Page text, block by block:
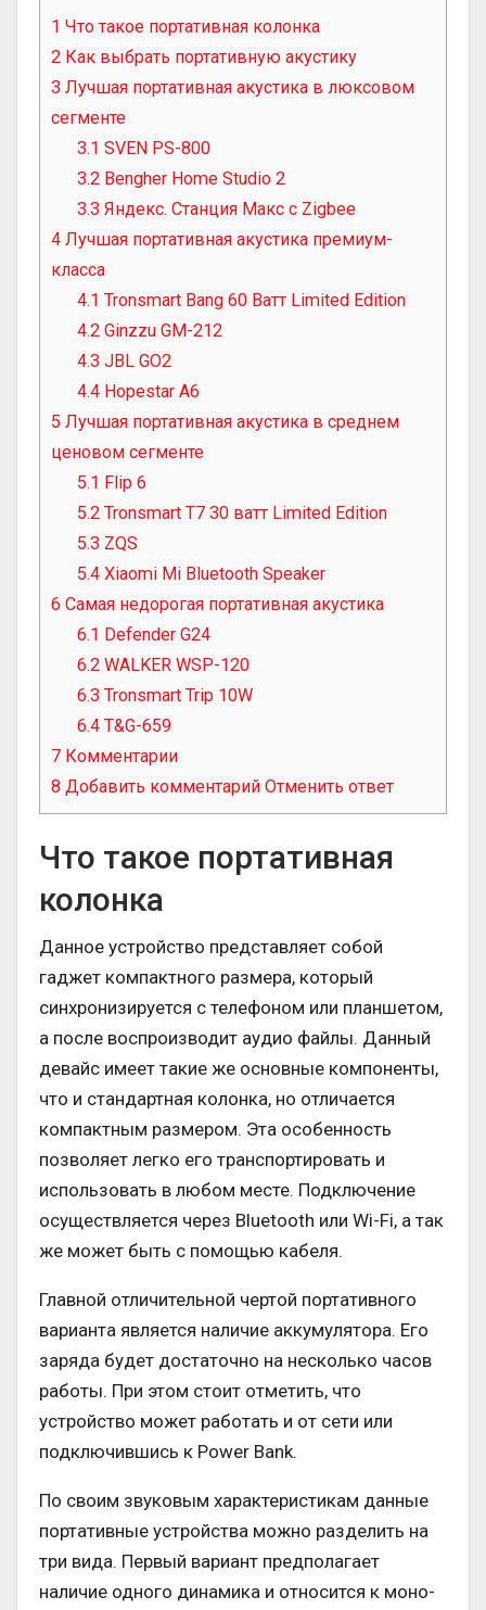
1 Что такое портативная колонка
2 Как выбрать портативную акустику
3 Лучшая портативная акустика в люксовом
сегменте
3.1 SVEN PS-800
3.2 Bengher Home Studio 2
3.3 Яндекс. Станция Макс с Zigbee
4 Лучшая портативная акустика премиум-
класса
4.1 Tronsmart Bang 60 Ватт Limited Edition
4.2 Ginzzu GM-212
4.3 JBL GO2
4.4 Hopestar A6
5 Лучшая портативная акустика в среднем
ценовом сегменте
5.1 Flip 6
5.2 Tronsmart T7 30 ватт Limited Edition
5.3 ZQS
5.4 Xiaomi Mi Bluetooth Speaker
6 Самая недорогая портативная акустика
6.1 Defender G24
6.2 WALKER WSP-120
6.3 Tronsmart Trip 10W
6.4 T&G-659
7 Комментарии
8 Добавить комментарий Отменить ответ
Что такое портативная
колонка
Данное устройство представляет собой
гаджет компактного размера, который
синхронизируется с телефоном или планшетом,
а после воспроизводит аудио файлы. Данный
девайс имеет такие же основные компоненты,
что и стандартная колонка, но отличается
компактным размером. Эта особенность
позволяет легко его транспортировать и
использовать в любом месте. Подключение
осуществляется через Bluetooth или Wi-Fi, а так
же может быть с помощью кабеля.
Главной отличительной чертой портативного
варианта является наличие аккумулятора. Его
заряда будет достаточно на несколько часов
работы. При этом стоит отметить, что
устройство может работать и от сети или
подключившись к Power Bank.
По своим звуковым характеристикам данные
портативные устройства можно разделить на
три вида. Первый вариант предполагает
наличие одного динамика и относится к моно-